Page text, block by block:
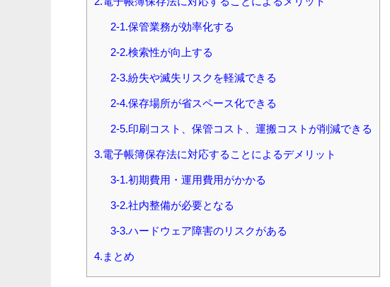
2-1.保管業務が効率化する
2-2.検索性が向上する
2-3.紛失や滅失リスクを軽減できる
2-4.保存場所が省スペース化できる
2-5.印刷コスト、保管コスト、運搬コストが削減できる
3.電子帳簿保存法に対応することによるデメリット
3-1.初期費用・運用費用がかかる
3-2.社内整備が必要となる
3-3.ハードウェア障害のリスクがある
4.まとめ